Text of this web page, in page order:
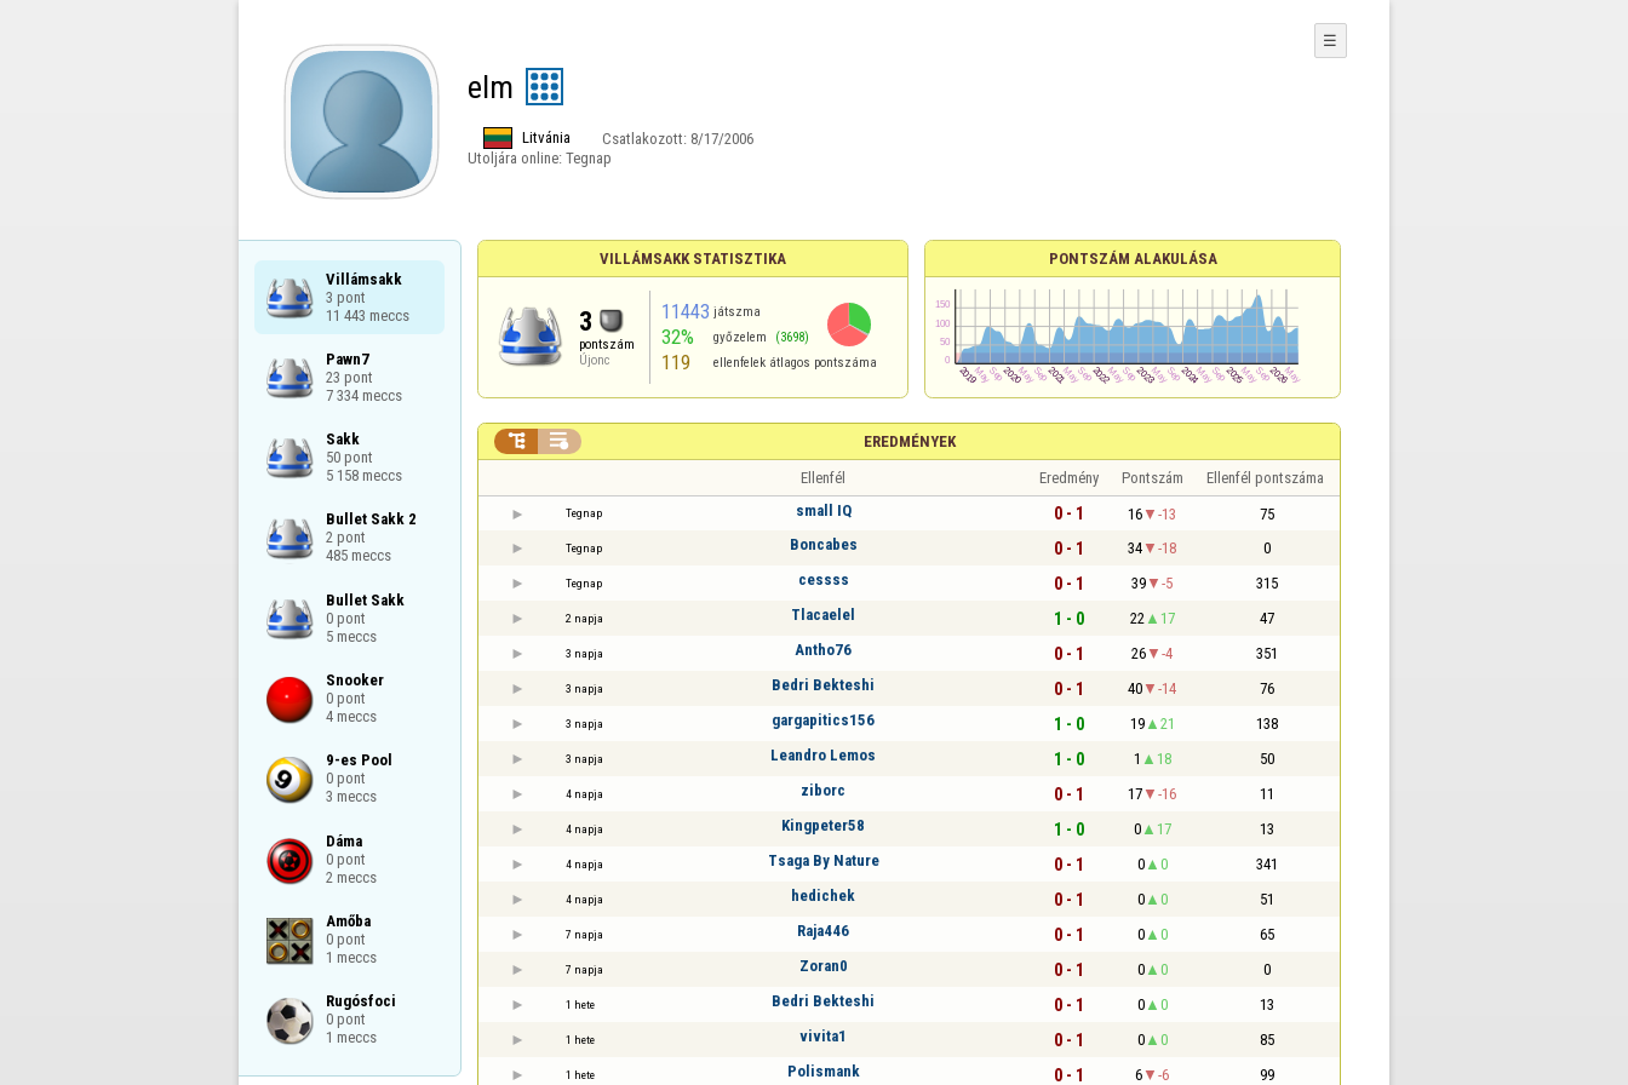
elm
Litvánia Csatlakozott: 8/17/2006
Utoljára online: Tegnap
☰
Villámsakk
3 pont
11 443 meccs
Pawn7
23 pont
7 334 meccs
Sakk
50 pont
5 158 meccs
Bullet Sakk 2
2 pont
485 meccs
Bullet Sakk
0 pont
5 meccs
Snooker
0 pont
4 meccs
9-es Pool
0 pont
3 meccs
Dáma
0 pont
2 meccs
Amőba
0 pont
1 meccs
Rugósfoci
0 pont
1 meccs
VILLÁMSAKK STATISZTIKA
3
pontszám
Újonc
11443 játszma
32% győzelem (3698)
119 ellenfelek átlagos pontszáma
PONTSZÁM ALAKULÁSA
EREDMÉNYEK
 
Ellenfél Eredmény Pontszám Ellenfél pontszáma
Tegnap small IQ 0 - 1 16 -13 75
Tegnap Boncabes 0 - 1 34 -18 0
Tegnap cessss 0 - 1 39 -5 315
2 napja Tlacaelel 1 - 0 22 17 47
3 napja Antho76 0 - 1 26 -4 351
3 napja Bedri Bekteshi 0 - 1 40 -14 76
3 napja gargapitics156 1 - 0 19 21 138
3 napja Leandro Lemos 1 - 0 1 18 50
4 napja ziborc 0 - 1 17 -16 11
4 napja Kingpeter58 1 - 0 0 17 13
4 napja Tsaga By Nature 0 - 1 0 0 341
4 napja hedichek 0 - 1 0 0 51
7 napja Raja446 0 - 1 0 0 65
7 napja Zoran0 0 - 1 0 0 0
1 hete Bedri Bekteshi 0 - 1 0 0 13
1 hete vivita1 0 - 1 0 0 85
1 hete Polismank 0 - 1 6 -6 99